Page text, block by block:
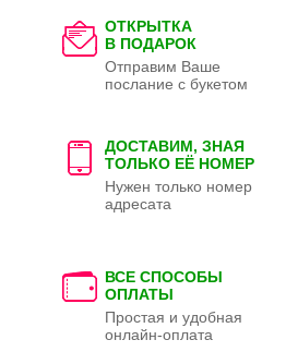
ОТКРЫТКА
В ПОДАРОК
Отправим Ваше
послание с букетом
ДОСТАВИМ, ЗНАЯ
ТОЛЬКО ЕЁ НОМЕР
Нужен только номер
адресата
ВСЕ СПОСОБЫ
ОПЛАТЫ
Простая и удобная
онлайн-оплата